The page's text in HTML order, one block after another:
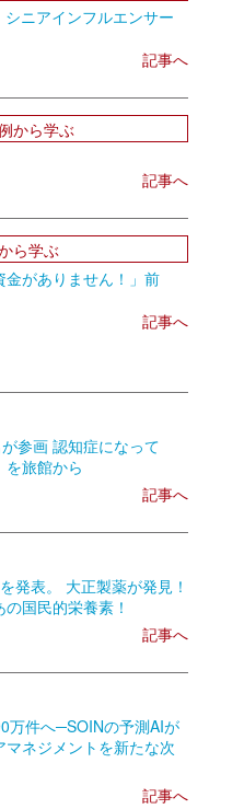
ニアインフルエンサー
記事へ
から学ぶ
記事へ
ら学ぶ
がありません！」前
記事へ
参画 認知症になって
を旅館から
記事へ
発表。 大正製薬が発見！
国民的栄養素！
記事へ
万件へ─SOINの予測AIが
ネジメントを新たな次
記事へ